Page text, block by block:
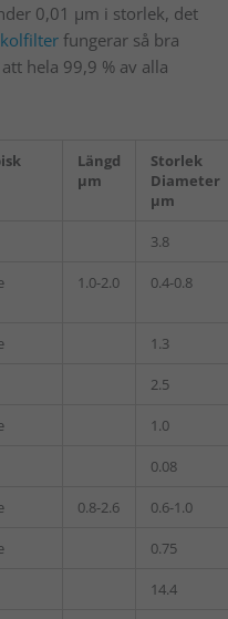
0,01 µm i storlek, det
fungerar så bra
hela 99,9 % av alla
Längd
µm
Storlek
Diameter
µm
3.8
1.0-2.0 0.4-0.8
1.3
2.5
1.0
0.08
0.8-2.6 0.6-1.0
0.75
14.4